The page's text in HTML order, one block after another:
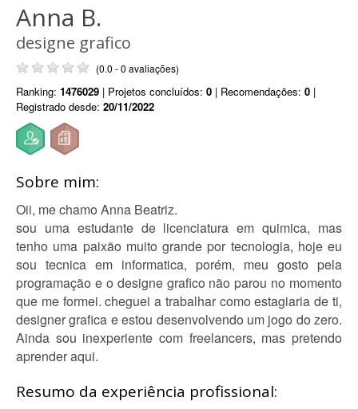
Anna B.
designe grafico
(0.0 - 0 avaliações)
Ranking: 1476029 | Projetos concluídos: 0 | Recomendações: 0 |
Registrado desde: 20/11/2022
Sobre mim:
Oii, me chamo Anna Beatriz.
sou uma estudante de licenciatura em quimica, mas
tenho uma paixão muito grande por tecnologia, hoje eu
sou tecnica em informatica, porém, meu gosto pela
programação e o designe grafico não parou no momento
que me formei. cheguei a trabalhar como estagiaria de ti,
designer grafica e estou desenvolvendo um jogo do zero.
Ainda sou inexperiente com freelancers, mas pretendo
aprender aqui.
Resumo da experiência profissional: